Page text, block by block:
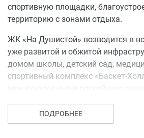
спортивную площадки,
территорию с зонами отдыха.
ЖК «На Душистой» возводится в
уже развитой и обжитой
домом школы, детский сад,
спортивный комплекс «Баскет-
международные и российские
секции. Скоро в микрорайоне
озелененная парковая зона для
ПОДРОБНЕЕ